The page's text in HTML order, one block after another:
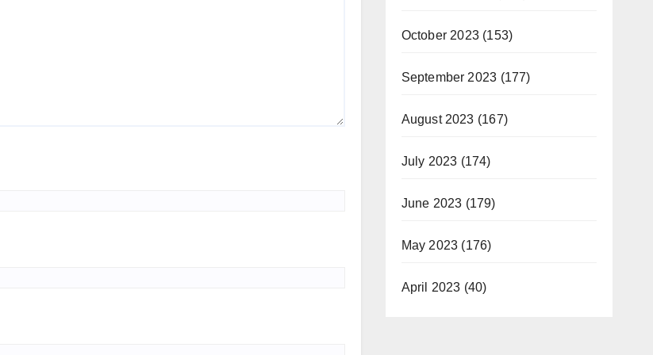
October 2023(153)
September 2023 (177)
August 2023 (167)
July 2023 (174)
June 2023 (179)
May 2023 (176)
April 2023 (40)